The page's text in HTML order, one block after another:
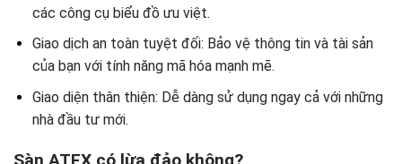
các công cụ biểu đồ ưu việt.
Giao dịch an toàn tuyệt đối: Bảo vệ thông tin và tài sản
của bạn với tính năng mã hóa mạnh mẽ.
Giao diện thân thiện: Dễ dàng sử dụng ngay cả với những
nhà đầu tư mới.
Sàn ATFX có lừa đảo không?